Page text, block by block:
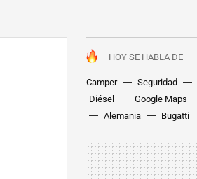
HOY SE HABLA DE
Camper Seguridad
Diésel
Google Maps
Alemania
Bugatti